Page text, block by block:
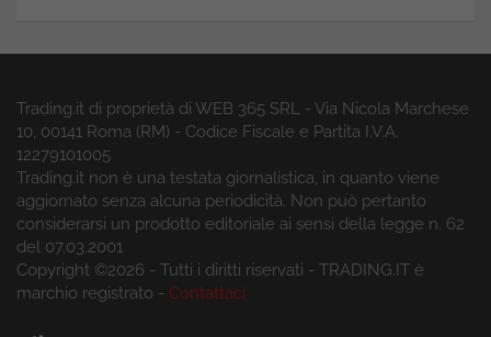
Trading.it di proprietà di WEB 365 SRL - Via Nicola Marchese
10, 00141 Roma (RM) - Codice Fiscale e Partita I.V.A.
12279101005
Trading.it non è una testata giornalistica, in quanto viene
aggiornato senza alcuna periodicità. Non può pertanto
considerarsi un prodotto editoriale ai sensi della legge n. 62
del 07.03.2001
Copyright ©2026 - Tutti i diritti riservati - TRADING.IT è
marchio registrato - Contattaci